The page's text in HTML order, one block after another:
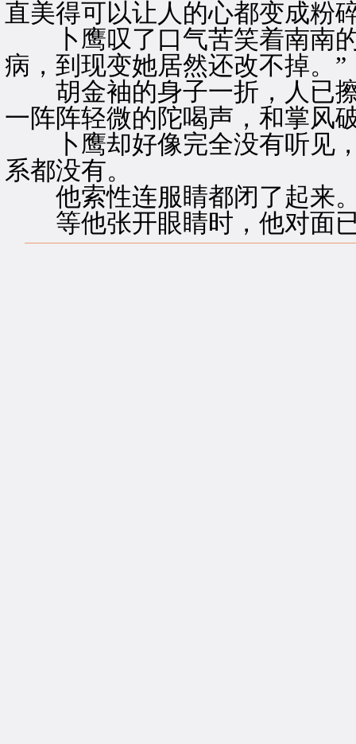
直美得可以让人的心都变成粉
卜鹰叹了口气苦笑着南南的
病，到现变她居然还改不掉。”
胡金袖的身子一折，人已擦
一阵阵轻微的陀喝声，和掌风
卜鹰却好像完全没有听见，
系都没有。
他索性连服睛都闭了起来
等他张开眼睛时，他对面